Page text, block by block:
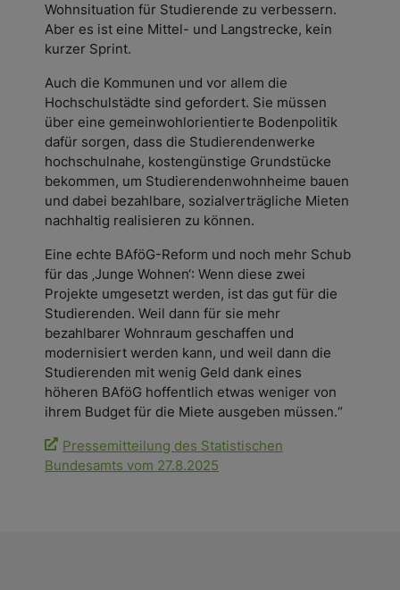
Wohnsituation für Studierende zu verbessern.
Aber es ist eine Mittel- und Langstrecke, kein
kurzer Sprint.
Auch die Kommunen und vor allem die
Hochschulstädte sind gefordert. Sie müssen
über eine gemeinwohlorientierte Bodenpolitik
dafür sorgen, dass die Studierendenwerke
hochschulnahe, kostengünstige Grundstücke
bekommen, um Studierendenwohnheime bauen
und dabei bezahlbare, sozialverträgliche Mieten
nachhaltig realisieren zu können.
Eine echte BAföG-Reform und noch mehr Schub
für das ‚Junge Wohnen‘: Wenn diese zwei
Projekte umgesetzt werden, ist das gut für die
Studierenden. Weil dann für sie mehr
bezahlbarer Wohnraum geschaffen und
modernisiert werden kann, und weil dann die
Studierenden mit wenig Geld dank eines
höheren BAföG hoffentlich etwas weniger von
ihrem Budget für die Miete ausgeben müssen.“
Pressemitteilung des Statistischen
Bundesamts vom 27.8.2025